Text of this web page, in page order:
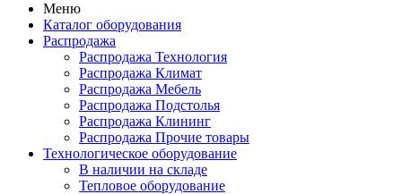
Меню
Каталог оборудования
Распродажа
Распродажа Технология
Распродажа Климат
Распродажа Мебель
Распродажа Подстолья
Распродажа Клининг
Распродажа Прочие товары
Технологическое оборудование
В наличии на складе
Тепловое оборудование